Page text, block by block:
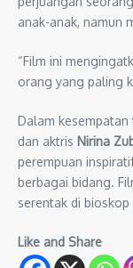
anak-anak, namun
“Film ini
orang yang paling
Dalam
dan aktris Nirina
perempuan
berbagai bidang.
serentak di
Like and Share